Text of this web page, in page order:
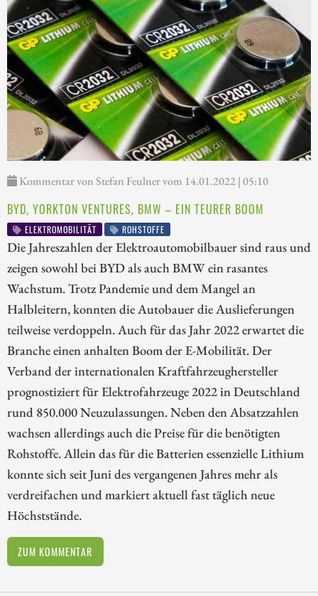
Kommentar von Stefan Feulner vom 14.01.2022 | 05:10
BYD, YORKTON VENTURES, BMW – EIN TEURER BOOM
ELEKTROMOBILITÄT ROHSTOFFE
Die Jahreszahlen der Elektroautomobilbauer sind raus und
zeigen sowohl bei BYD als auch BMW ein rasantes
Wachstum. Trotz Pandemie und dem Mangel an
Halbleitern, konnten die Autobauer die Auslieferungen
teilweise verdoppeln. Auch für das Jahr 2022 erwartet die
Branche einen anhalten Boom der E-Mobilität. Der
Verband der internationalen Kraftfahrzeughersteller
prognostiziert für Elektrofahrzeuge 2022 in Deutschland
rund 850.000 Neuzulassungen. Neben den Absatzzahlen
wachsen allerdings auch die Preise für die benötigten
Rohstoffe. Allein das für die Batterien essenzielle Lithium
konnte sich seit Juni des vergangenen Jahres mehr als
verdreifachen und markiert aktuell fast täglich neue
Höchststände.
ZUM KOMMENTAR